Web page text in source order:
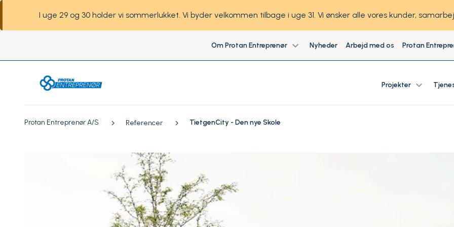
I uge 29 og 30 holder vi sommerlukket. Vi byder velkommen tilbage i uge 31. Vi ønsker alle vores kunder,
Om Protan Entreprenør expand_more Nyheder Arbejd med os Protan
Projekter expand_more
Protan Entreprenør A/S Referencer TietgenCity - Den nye Skole